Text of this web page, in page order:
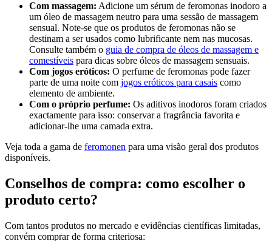
Com massagem: Adicione um sérum de feromonas inodoro a
um óleo de massagem neutro para uma sessão de massagem
sensual. Note-se que os produtos de feromonas não se
destinam a ser usados como lubrificante nem nas mucosas.
Consulte também o guia de compra de óleos de massagem e
comestíveis para dicas sobre óleos de massagem sensuais.
Com jogos eróticos: O perfume de feromonas pode fazer
parte de uma noite com jogos eróticos para casais como
elemento de ambiente.
Com o próprio perfume: Os aditivos inodoros foram criados
exactamente para isso: conservar a fragrância favorita e
adicionar-lhe uma camada extra.
Veja toda a gama de feromonen para uma visão geral dos produtos
disponíveis.
Conselhos de compra: como escolher o
produto certo?
Com tantos produtos no mercado e evidências científicas limitadas,
convém comprar de forma criteriosa: